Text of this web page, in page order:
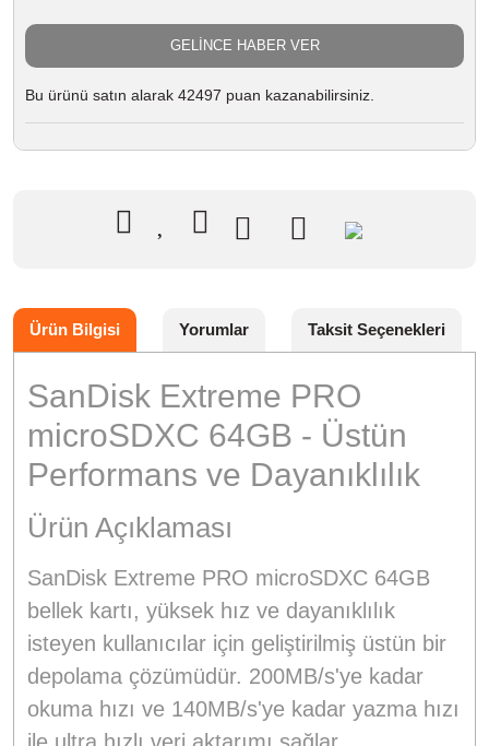
GELİNCE HABER VER
Bu ürünü satın alarak 42497 puan kazanabilirsiniz.
Ürün Bilgisi Yorumlar Taksit Seçenekleri
SanDisk Extreme PRO
microSDXC 64GB - Üstün
Performans ve Dayanıklılık
Ürün Açıklaması
SanDisk Extreme PRO microSDXC 64GB
bellek kartı, yüksek hız ve dayanıklılık
isteyen kullanıcılar için geliştirilmiş üstün bir
depolama çözümüdür. 200MB/s'ye kadar
okuma hızı ve 140MB/s'ye kadar yazma hızı